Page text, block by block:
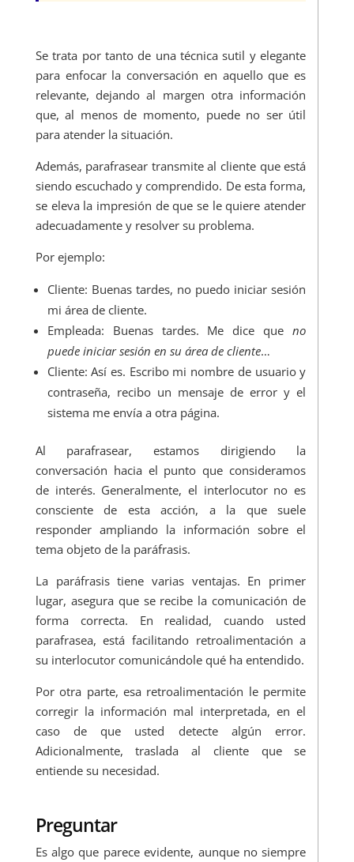
Se trata por tanto de una técnica sutil y elegante
para enfocar la conversación en aquello que es
relevante, dejando al margen otra información
que, al menos de momento, puede no ser útil
para atender la situación.
Además, parafrasear transmite al cliente que está
siendo escuchado y comprendido. De esta forma,
se eleva la impresión de que se le quiere atender
adecuadamente y resolver su problema.
Por ejemplo:
Cliente: Buenas tardes, no puedo iniciar sesión
mi área de cliente.
Empleada: Buenas tardes. Me dice queno
puede iniciar sesión en su área de cliente…
Cliente: Así es. Escribo mi nombre de usuario y
contraseña, recibo un mensaje de error y el
sistema me envía a otra página.
Al parafrasear, estamos dirigiendo la
conversación hacia el punto que consideramos
de interés. Generalmente, el interlocutor no es
consciente de esta acción, a la que suele
responder ampliando la información sobre el
tema objeto de la paráfrasis.
La paráfrasis tiene varias ventajas. En primer
lugar, asegura que se recibe la comunicación de
forma correcta. En realidad, cuando usted
parafrasea, está facilitando retroalimentación a
su interlocutor comunicándole qué ha entendido.
Por otra parte, esa retroalimentación le permite
corregir la información mal interpretada, en el
caso de que usted detecte algún error.
Adicionalmente, traslada al cliente que se
entiende su necesidad.
Preguntar
Es algo que parece evidente, aunque no siempre